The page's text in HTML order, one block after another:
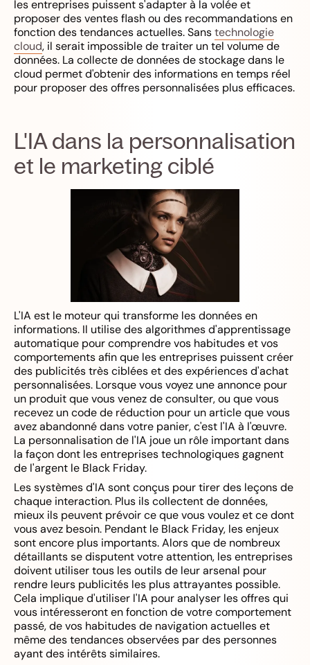
les entreprises puissent s'adapter à la volée et
proposer des ventes flash ou des recommandations en
fonction des tendances actuelles. Sanstechnologie
cloud, il serait impossible de traiter un tel volume de
données. La collecte de données de stockage dans le
cloud permet d'obtenir des informations en temps réel
pour proposer des offres personnalisées plus efficaces.
L'IA dans la personnalisation
et le marketing ciblé
L'IA est le moteur qui transforme les données en
informations. Il utilise des algorithmes d'apprentissage
automatique pour comprendre vos habitudes et vos
comportements afin que les entreprises puissent créer
des publicités très ciblées et des expériences d'achat
personnalisées. Lorsque vous voyez une annonce pour
un produit que vous venez de consulter, ou que vous
recevez un code de réduction pour un article que vous
avez abandonné dans votre panier, c'est l'IA à l'œuvre.
La personnalisation de l'IA joue un rôle important dans
la façon dont les entreprises technologiques gagnent
de l'argent le Black Friday.
Les systèmes d'IA sont conçus pour tirer des leçons de
chaque interaction. Plus ils collectent de données,
mieux ils peuvent prévoir ce que vous voulez et ce dont
vous avez besoin. Pendant le Black Friday, les enjeux
sont encore plus importants. Alors que de nombreux
détaillants se disputent votre attention, les entreprises
doivent utiliser tous les outils de leur arsenal pour
rendre leurs publicités les plus attrayantes possible.
Cela implique d'utiliser l'IA pour analyser les offres qui
vous intéresseront en fonction de votre comportement
passé, de vos habitudes de navigation actuelles et
même des tendances observées par des personnes
ayant des intérêts similaires.